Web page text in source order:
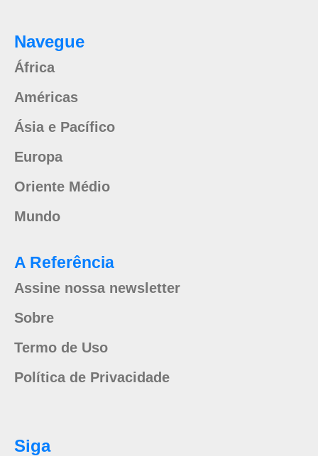
Navegue
África
Américas
Ásia e Pacífico
Europa
Oriente Médio
Mundo
A Referência
Assine nossa newsletter
Sobre
Termo de Uso
Política de Privacidade
Siga